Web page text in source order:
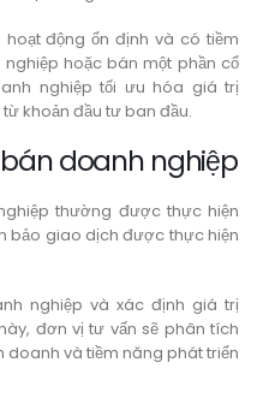
động ổn định và có tiềm
hoặc bán một phần cổ
nghiệp tối ưu hóa giá trị
khoản đầu tư ban đầu.
doanh nghiệp
thường được thực hiện
bảo giao dịch được thực hiện
nghiệp và xác định giá trị
đơn vị tư vấn sẽ phân tích
doanh và tiềm năng phát triển